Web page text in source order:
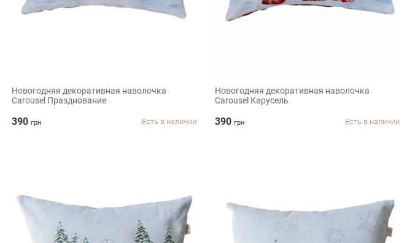
Новогодняя декоративная наволочка
Carousel Празднование
390 грн Есть в наличии
Новогодняя декоративная наволочка
Carousel Карусель
390 грн Есть в наличии